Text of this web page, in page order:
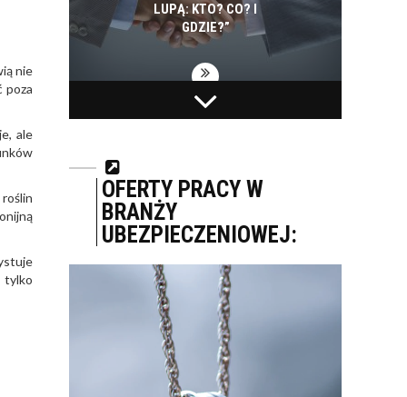
nie
poza
ale
tylko
LUPĄ: KTO? CO? I
GDZIE?”
BIAŁYSTOK NA
PROJEKTY SMART
KOLEJNE
INWESTYCJE
PEPSICO INWESTUJE
W EKOLOGIĘ. W CIĄGU
WODY SPADŁO W
POLSKICH...
OFERTY PRACY W
BRANŻY
UBEZPIECZENIOWEJ: